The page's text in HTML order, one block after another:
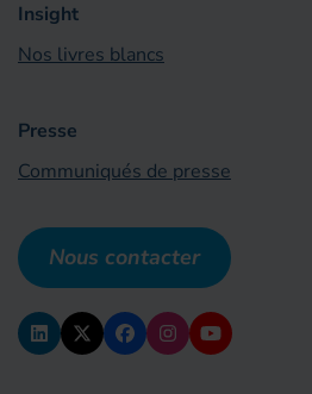
Insight
Nos livres blancs
Presse
Communiqués de presse
Nous contacter